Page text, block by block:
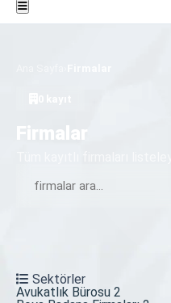
Firmalar
Sektörler
Avukatlık Bürosu 2